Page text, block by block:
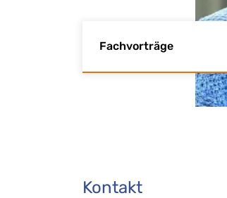
Fachvorträge
Kontakt